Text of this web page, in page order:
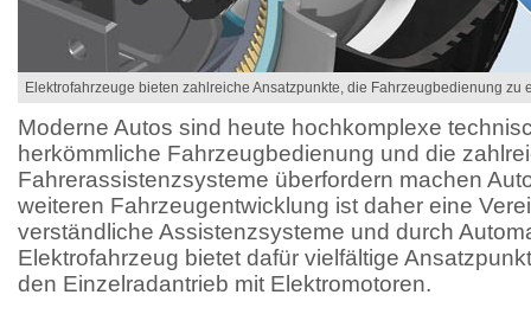
Elektrofahrzeuge bieten zahlreiche Ansatzpunkte, die Fahrzeugbedienung zu
Moderne Autos sind heute hochkomplexe
herkömmliche Fahrzeugbedienung und die
Fahrerassistenzsysteme überfordern machen
weiteren Fahrzeugentwicklung ist daher eine
verständliche Assistenzsysteme und durch
Elektrofahrzeug bietet dafür vielfältige
den Einzelradantrieb mit Elektromotoren.